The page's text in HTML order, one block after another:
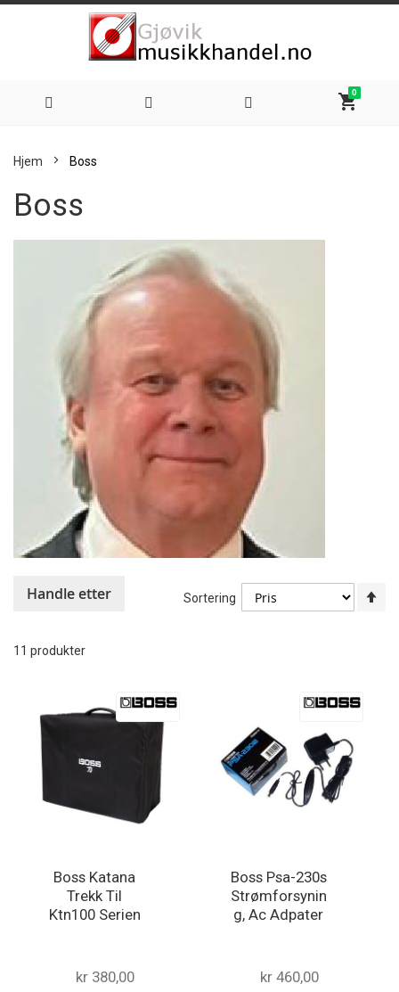
shopping_cart
0
innhold
Hjem Boss
Boss
11 produkter
Sortering
Boss Katana
Trekk Til
Ktn100 Serien
kr 380,00
Boss Psa-230s
Strømforsynin
g, Ac Adpater
kr 460,00
Handle etter